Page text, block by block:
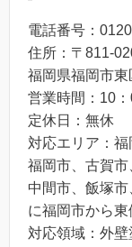
電話番号：
住所：〒811-
福岡県福岡市
営業時間：10
定休日：無休
対応エリア：福
福岡市、古賀市
中間市、飯塚
に福岡市から
対応領域：外